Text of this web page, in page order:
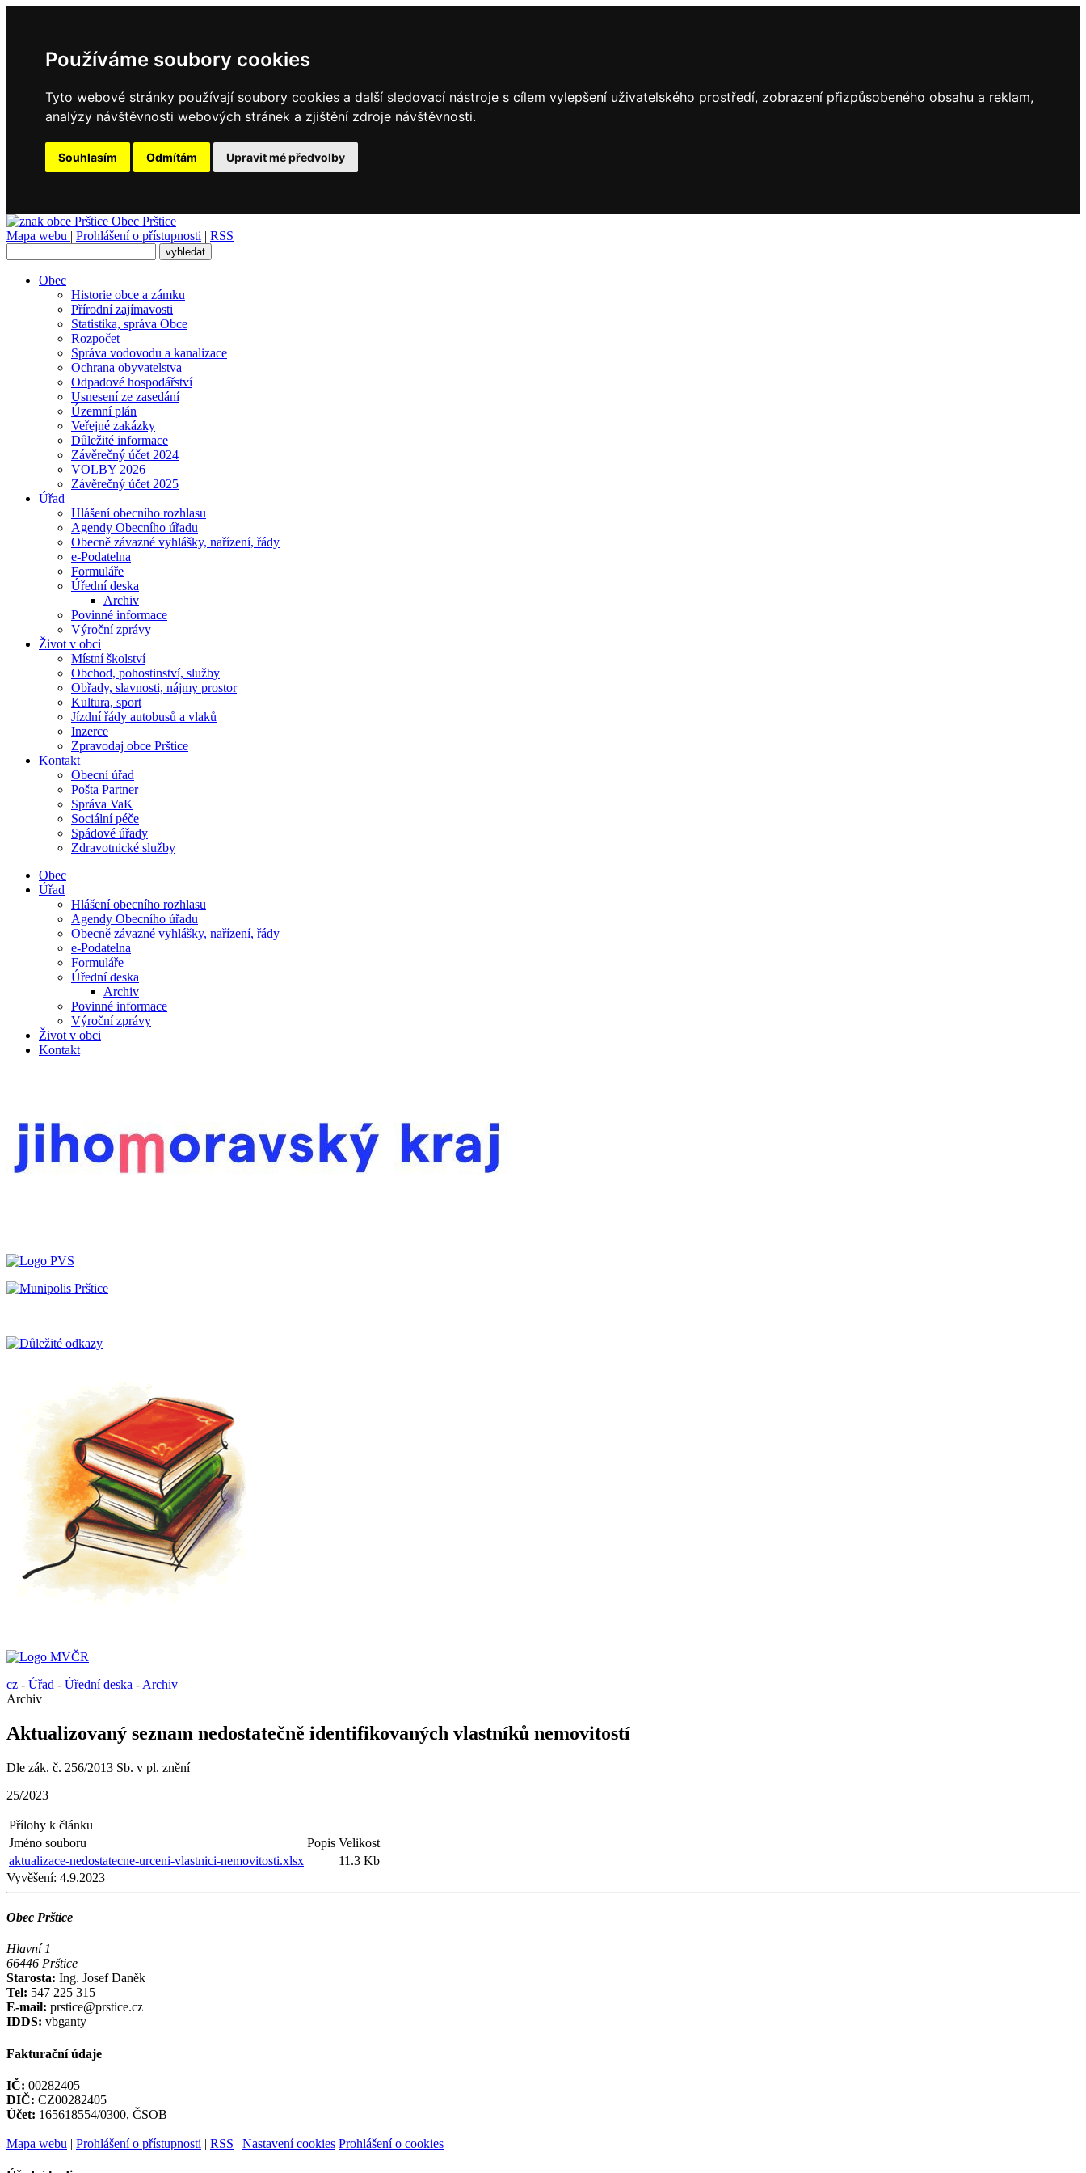
Používáme soubory cookies
Tyto webové stránky používají soubory cookies a další sledovací nástroje s cílem vylepšení uživatelského prostředí, zobrazení přizpůsobeného obsahu a reklam,
analýzy návštěvnosti webových stránek a zjištění zdroje návštěvnosti.
Souhlasím Odmítám Upravit mé předvolby
Obec Prštice
Mapa webu | Prohlášení o přístupnosti | RSS
Obec
Historie obce a zámku
Přírodní zajímavosti
Statistika, správa Obce
Rozpočet
Správa vodovodu a kanalizace
Ochrana obyvatelstva
Odpadové hospodářství
Usnesení ze zasedání
Územní plán
Veřejné zakázky
Důležité informace
Závěrečný účet 2024
VOLBY 2026
Závěrečný účet 2025
Úřad
Hlášení obecního rozhlasu
Agendy Obecního úřadu
Obecně závazné vyhlášky, nařízení, řády
e-Podatelna
Formuláře
Úřední deska
Archiv
Povinné informace
Výroční zprávy
Život v obci
Místní školství
Obchod, pohostinství, služby
Obřady, slavnosti, nájmy prostor
Kultura, sport
Jízdní řády autobusů a vlaků
Inzerce
Zpravodaj obce Prštice
Kontakt
Obecní úřad
Pošta Partner
Správa VaK
Sociální péče
Spádové úřady
Zdravotnické služby
Obec
Úřad
Hlášení obecního rozhlasu
Agendy Obecního úřadu
Obecně závazné vyhlášky, nařízení, řády
e-Podatelna
Formuláře
Úřední deska
Archiv
Povinné informace
Výroční zprávy
Život v obci
Kontakt
cz - Úřad - Úřední deska - Archiv
Archiv
Aktualizovaný seznam nedostatečně identifikovaných vlastníků nemovitostí
Dle zák. č. 256/2013 Sb. v pl. znění
25/2023
Přílohy k článku
Jméno souboru
Popis Velikost
aktualizace-nedostatecne-urceni-vlastnici-nemovitosti.xlsx
11.3 Kb
Vyvěšení: 4.9.2023
Obec Prštice
Hlavní 1
66446 Prštice
Starosta: Ing. Josef Daněk
Tel: 547 225 315
E-mail: prstice@prstice.cz
IDDS: vbganty
Fakturační údaje
IČ: 00282405
DIČ: CZ00282405
Účet: 165618554/0300, ČSOB
Mapa webu | Prohlášení o přístupnosti | RSS | Nastavení cookies Prohlášení o cookies